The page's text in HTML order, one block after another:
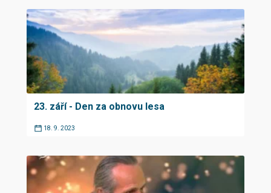
23. září - Den za obnovu lesa
18. 9. 2023